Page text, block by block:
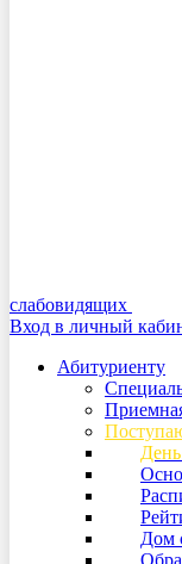
слабовидящих
Вход в личный
Абитуриенту
Дом